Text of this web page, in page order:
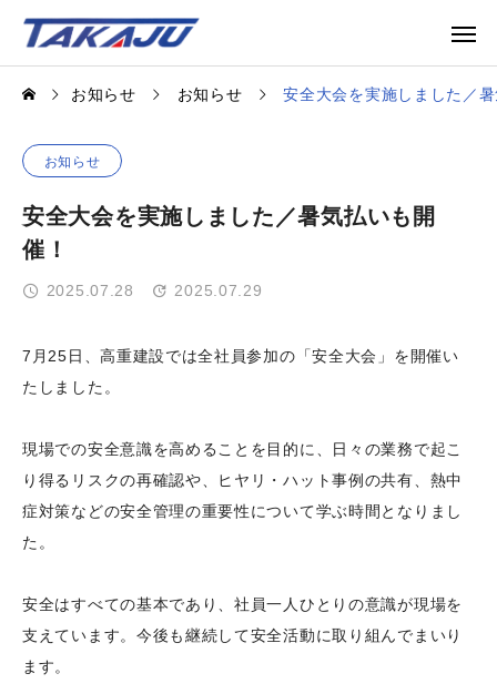
お知らせ お知らせ 安全大会を実施しました／
お知らせ
安全大会を実施しました／暑気払いも開
催！
2025.07.28 2025.07.29
7月25日、高重建設では全社員参加の「安全大会」を開催い
たしました。
現場での安全意識を高めることを目的に、日々の業務で起こ
り得るリスクの再確認や、ヒヤリ・ハット事例の共有、熱中
症対策などの安全管理の重要性について学ぶ時間となりまし
た。
安全はすべての基本であり、社員一人ひとりの意識が現場を
支えています。今後も継続して安全活動に取り組んでまいり
ます。